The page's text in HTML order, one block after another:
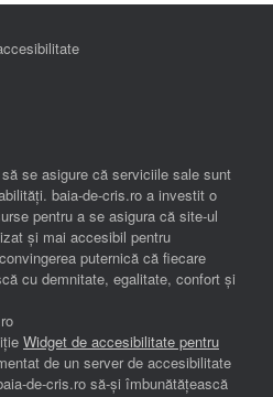
se asigure că serviciile sale sunt
baia-de-cris.ro a investit o
pentru a se asigura că site-ul
și mai accesibil pentru
puternică că fiecare
cu demnitate, egalitate, confort și
Widget de accesibilitate pentru
de un server de accesibilitate
de-cris.ro să-și îmbunătățească